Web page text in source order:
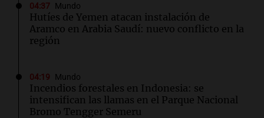
04:37 Mundo
Hutíes de Yemen atacan instalación de
Aramco en Arabia Saudí: nuevo conflicto en la
región
04:19 Mundo
Incendios forestales en Indonesia: se
intensifican las llamas en el Parque Nacional
Bromo Tengger Semeru